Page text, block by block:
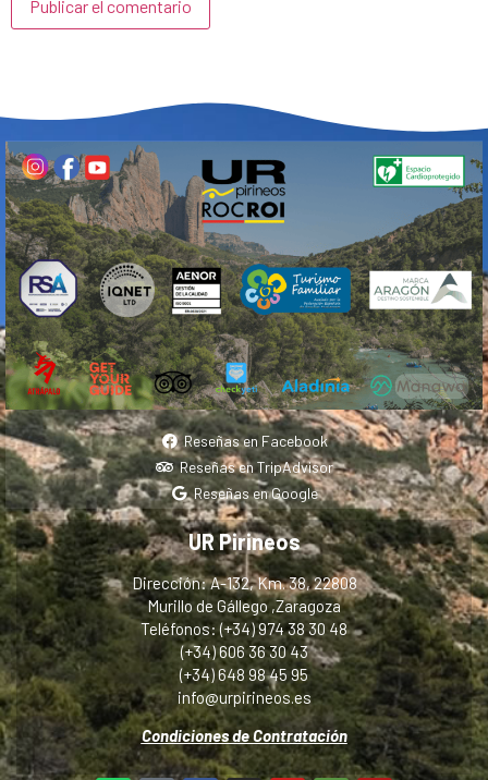
Reseñas en Facebook
Reseñas en TripAdvisor
Reseñas en Google
UR Pirineos
Dirección: A-132, Km. 38, 22808
Murillo de Gállego ,Zaragoza
Teléfonos: (+34) 974 38 30 48
(+34) 606 36 30 43
(+34) 648 98 45 95
info@urpirineos.es
Condiciones de Contratación